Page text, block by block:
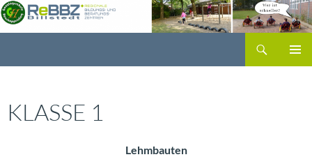
Zum
Inhalt
KLASSE 1
Lehmbauten